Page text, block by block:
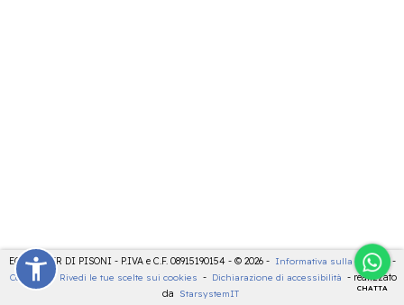
CHATTA
ECOCENTER DI PISONI - P.IVA e C.F. 08915190154 - © 2026 - Informativa sulla privacy
-
Cookies
- Rivedi le tue scelte sui cookies - Dichiarazione di accessibilità - realizzato
da
StarsystemIT